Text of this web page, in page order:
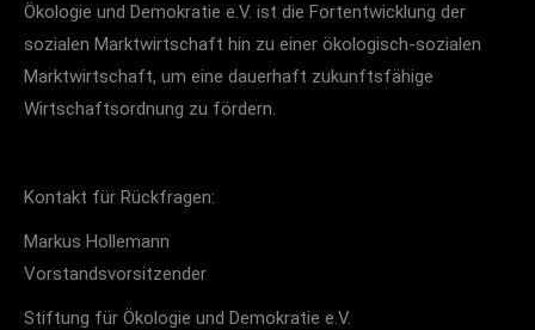
Ökologie und Demokratie e.V. ist die Fortentwicklung der
sozialen Marktwirtschaft hin zu einer ökologisch-sozialen
Marktwirtschaft, um eine dauerhaft zukunftsfähige
Wirtschaftsordnung zu fördern.
Kontakt für Rückfragen:
Markus Hollemann
Vorstandsvorsitzender
Stiftung für Ökologie und Demokratie e.V.